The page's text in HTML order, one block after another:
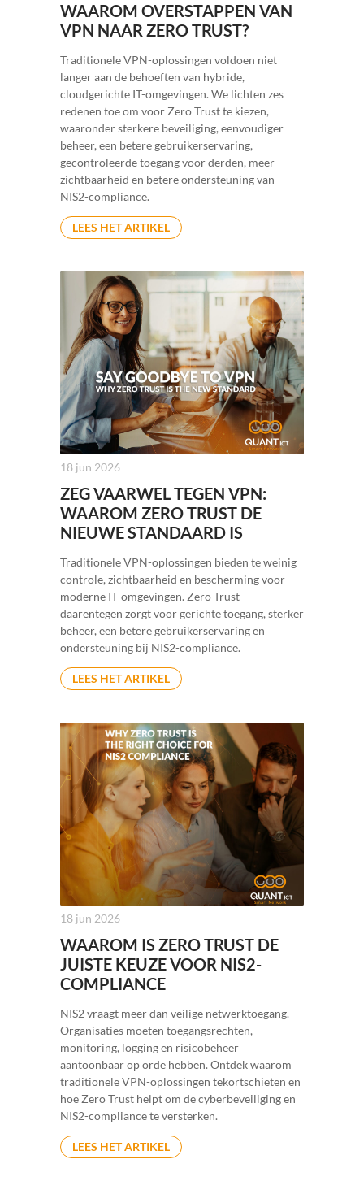
WAAROM OVERSTAPPEN VAN
VPN NAAR ZERO TRUST?
Traditionele VPN-oplossingen voldoen niet
langer aan de behoeften van hybride,
cloudgerichte IT-omgevingen. We lichten zes
redenen toe om voor Zero Trust te kiezen,
waaronder sterkere beveiliging, eenvoudiger
beheer, een betere gebruikerservaring,
gecontroleerde toegang voor derden, meer
zichtbaarheid en betere ondersteuning van
NIS2-compliance.
LEES HET ARTIKEL
18 jun 2026
ZEG VAARWEL TEGEN VPN:
WAAROM ZERO TRUST DE
NIEUWE STANDAARD IS
Traditionele VPN-oplossingen bieden te weinig
controle, zichtbaarheid en bescherming voor
moderne IT-omgevingen. Zero Trust
daarentegen zorgt voor gerichte toegang, sterker
beheer, een betere gebruikerservaring en
ondersteuning bij NIS2-compliance.
LEES HET ARTIKEL
18 jun 2026
WAAROM IS ZERO TRUST DE
JUISTE KEUZE VOOR NIS2-
COMPLIANCE
NIS2 vraagt meer dan veilige netwerktoegang.
Organisaties moeten toegangsrechten,
monitoring, logging en risicobeheer
aantoonbaar op orde hebben. Ontdek waarom
traditionele VPN-oplossingen tekortschieten en
hoe Zero Trust helpt om de cyberbeveiliging en
NIS2-compliance te versterken.
LEES HET ARTIKEL